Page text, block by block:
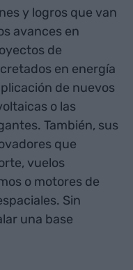
y logros que van
avances en
de
en energía
de nuevos
o las
También, sus
que
vuelos
o motores de
Sin
una base